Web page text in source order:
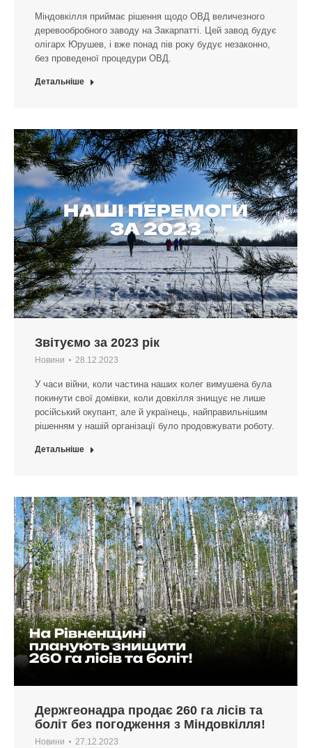
Міндовкілля приймає рішення щодо ОВД величезного
деревообробного заводу на Закарпатті. Цей завод будує
олігарх Юрушев, і вже понад пів року будує незаконно,
без проведеної процедури ОВД.
Детальніше
Звітуємо за 2023 рік
Новини 28.12.2023
У часи війни, коли частина наших колег вимушена була
покинути свої домівки, коли довкілля знищує не лише
російський окупант, але й українець, найправильнішим
рішенням у нашій організації було продовжувати роботу.
Детальніше
Держгеонадра продає 260 га лісів та
боліт без погодження з Міндовкілля!
Новини 27.12.2023